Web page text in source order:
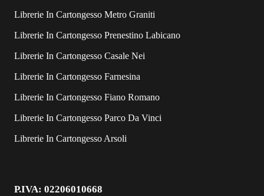
Librerie In Cartongesso Metro Graniti
Librerie In Cartongesso Prenestino Labicano
Librerie In Cartongesso Casale Nei
Librerie In Cartongesso Farnesina
Librerie In Cartongesso Fiano Romano
Librerie In Cartongesso Parco Da Vinci
Librerie In Cartongesso Arsoli
P.IVA: 02206010668